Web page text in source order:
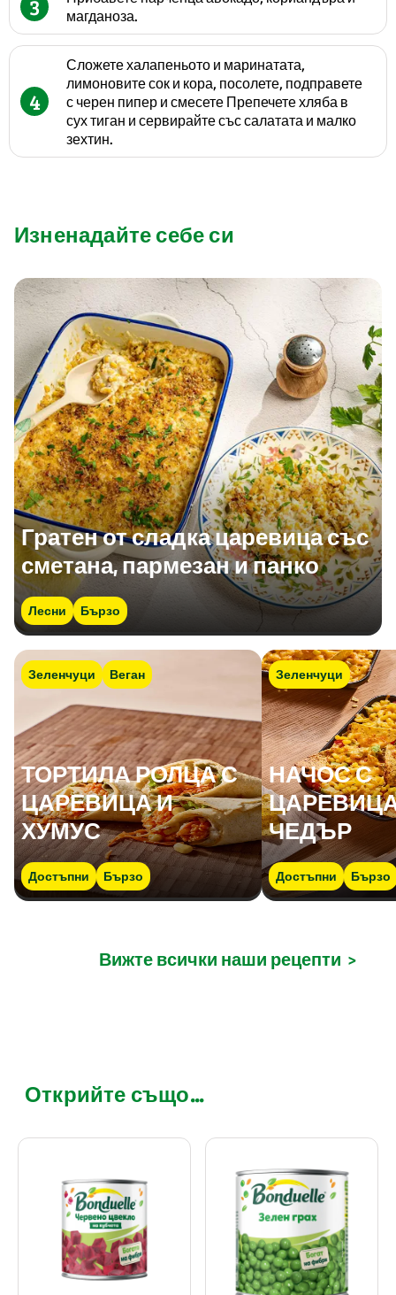
3
магданоза.
4
Сложете халапеньото и маринатата,
лимоновите сок и кора, посолете, подправете
с черен пипер и смесете Препечете хляба в
сух тиган и сервирайте със салатата и малко
зехтин.
Изненадайте себе си
Гратен от сладка царевица със
сметана, пармезан и панко
Лесни Бързо
Зеленчуци Веган
ТОРТИЛА РОЛЦА С
ЦАРЕВИЦА И
ХУМУС
Достъпни Бързо
Зеленчуци
НАЧОС С
ЧЕДЪР
Достъпни Бързо
Вижте всички наши рецепти >
Открийте също...